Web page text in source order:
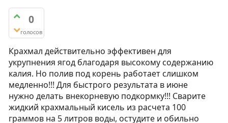
0
голосов
Крахмал действительно эффективен для
укрупнения ягод благодаря высокому содержанию
калия. Но полив под корень работает слишком
медленно!!! Для быстрого результата в июне
нужно делать внекорневую подкормку!!! Сварите
жидкий крахмальный кисель из расчета 100
граммов на 5 литров воды, остудите и обильно